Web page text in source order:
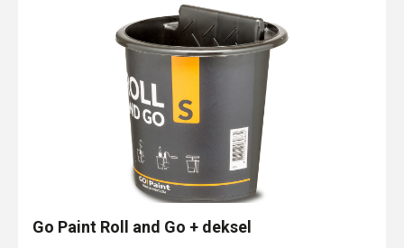
Go Paint Roll and Go + deksel